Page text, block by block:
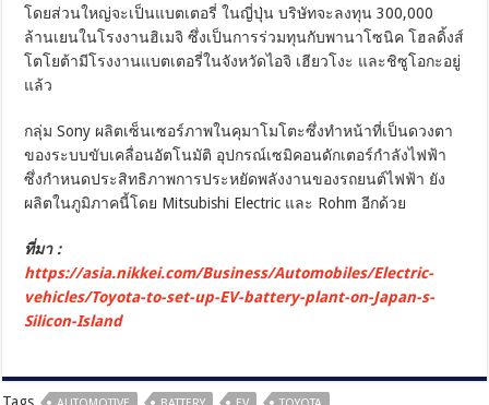
โดยส่วนใหญ่จะเป็นแบตเตอรี่ ในญี่ปุ่น บริษัทจะลงทุน 300,000
ล้านเยนในโรงงานฮิเมจิ ซึ่งเป็นการร่วมทุนกับพานาโซนิค โฮลดิ้งส์
โตโยต้ามีโรงงานแบตเตอรี่ในจังหวัดไอจิ เฮียวโงะ และชิซูโอกะอยู่
แล้ว
กลุ่ม Sony ผลิตเซ็นเซอร์ภาพในคุมาโมโตะซึ่งทำหน้าที่เป็นดวงตา
ของระบบขับเคลื่อนอัตโนมัติ อุปกรณ์เซมิคอนดักเตอร์กำลังไฟฟ้า
ซึ่งกำหนดประสิทธิภาพการประหยัดพลังงานของรถยนต์ไฟฟ้า ยัง
ผลิตในภูมิภาคนี้โดย Mitsubishi Electric และ Rohm อีกด้วย
ที่มา :
https://asia.nikkei.com/Business/Automobiles/Electric-
vehicles/Toyota-to-set-up-EV-battery-plant-on-Japan-s-
Silicon-Island
Tags